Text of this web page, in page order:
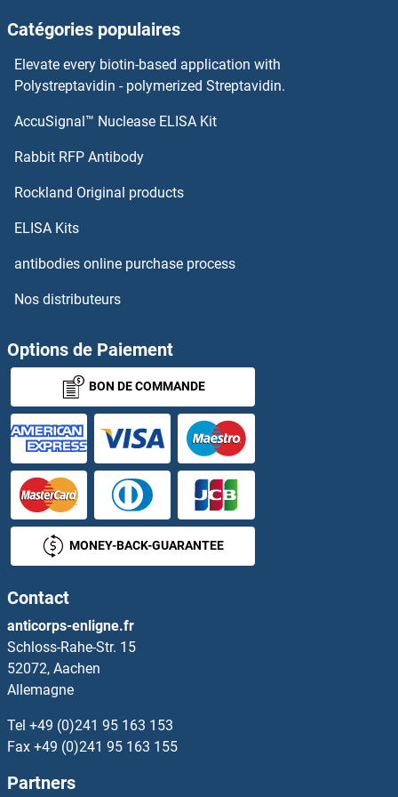
MAP9 Kits ELISA
MAP4K6 Kits ELISA
MAP4K1 Kits ELISA
Mast Cell Protease 1 Kits ELISA
Mast Cell Tryptase Kits ELISA
MAST1 Kits ELISA
MAST2 Kits ELISA
MASTL Kits ELISA
MAT1A Kits ELISA
MAT2A Kits ELISA
MAT2B Kits ELISA
MATK Kits ELISA
MATN1 Kits ELISA
MATN2 Kits ELISA
MATN4 Kits ELISA
MATR3 Kits ELISA
Catégories populaires
Elevate every biotin-based application with
Polystreptavidin - polymerized Streptavidin.
AccuSignal™ Nuclease ELISA Kit
Rabbit RFP Antibody
Rockland Original products
ELISA Kits
antibodies online purchase process
Nos distributeurs
Options de Paiement
BON DE COMMANDE
MONEY-BACK-GUARANTEE
Contact
anticorps-enligne.fr
Schloss-Rahe-Str. 15
52072, Aachen
Allemagne
Tel +49 (0)241 95 163 153
Fax +49 (0)241 95 163 155
Partners